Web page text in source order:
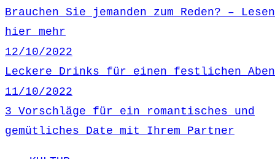
Brauchen Sie jemanden zum Reden? –
hier mehr
12/10/2022
Leckere Drinks für einen festlichen
11/10/2022
3 Vorschläge für ein romantisches und
gemütliches Date mit Ihrem Partner